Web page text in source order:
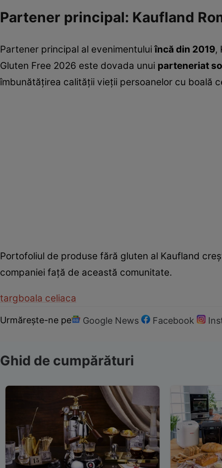
Partener principal: Kaufland
Partener principal al evenimentuluiîncă din 2019,
Gluten Free 2026 este dovada unui parteneriat
îmbunătățirea calității vieții persoanelor cu boală
Portofoliul de produse fără gluten al Kaufland
companiei față de această comunitate.
targboala celiaca
Urmărește-ne pe Google News Facebook
Ghid de cumpărături